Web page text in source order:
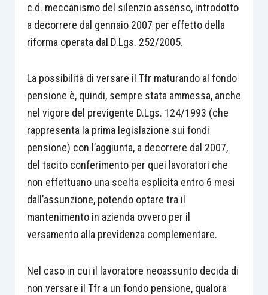
c.d. meccanismo del silenzio assenso, introdotto
a decorrere dal gennaio 2007 per effetto della
riforma operata dal D.Lgs. 252/2005.
La possibilità di versare il Tfr maturando al fondo
pensione è, quindi, sempre stata ammessa, anche
nel vigore del previgente D.Lgs. 124/1993 (che
rappresenta la prima legislazione sui fondi
pensione) con l’aggiunta, a decorrere dal 2007,
del tacito conferimento per quei lavoratori che
non effettuano una scelta esplicita entro 6 mesi
dall’assunzione, potendo optare tra il
mantenimento in azienda ovvero per il
versamento alla previdenza complementare.
Nel caso in cui il lavoratore neoassunto decida di
non versare il Tfr a un fondo pensione, qualora